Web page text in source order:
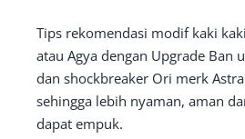
Tips rekomendasi modif kaki
atau Agya dengan Upgrade Ban
dan shockbreaker Ori merk
sehingga lebih nyaman, aman
dapat empuk.